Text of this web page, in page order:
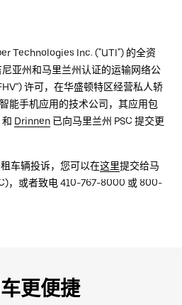
Technologies Inc. ("UTI") 的全资
亚州和马里兰州认证的运输网络公
许可，在华盛顿特区经营私人轿
能手机应用的技术公司，其应用包
和 Drinnen 已向马里兰州 PSC 提交更
车辆投诉，您可以在这里提交给马
，或者致电 410-767-8000 或 800-
更便捷